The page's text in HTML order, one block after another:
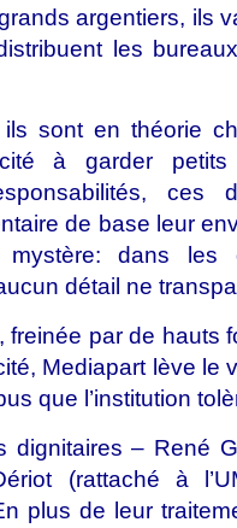
argentiers, ils
les
sont en théorie
à garder
ces
de base leur
dans les
détail ne
par de hauts
Mediapart lève le
que l’institution
dignitaires – René
(rattaché à
plus de leur